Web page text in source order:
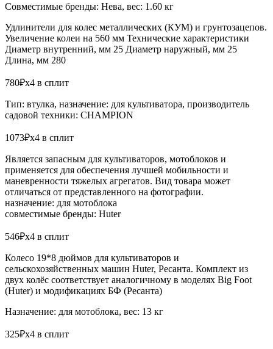
Совместимые бренды: Нева, вес: 1.60 кг
Удлинители для колес металлических (КУМ) и грунтозацепов.
Увеличение колеи на 560 мм Технические характеристики
Диаметр внутренний, мм 25 Диаметр наружный, мм 25
Длина, мм 280
780₽x4 в сплит
Тип: втулка, назначение: для культиватора, производитель
садовой техники: CHAMPION
1073₽x4 в сплит
Является запасным для культиваторов, мотоблоков и
применяется для обеспечения лучшей мобильности и
маневренности тяжелых агрегатов. Вид товара может
отличаться от представленного на фотографии.
назначение: для мотоблока
совместимые бренды: Huter
546₽x4 в сплит
Колесо 19*8 дюймов для культиваторов и
сельскохозяйственных машин Huter, Ресанта. Комплект из
двух колёс соответствует аналогичному в моделях Big Foot
(Huter) и модификациях БФ (Ресанта)
Назначение: для мотоблока, вес: 13 кг
325₽x4 в сплит